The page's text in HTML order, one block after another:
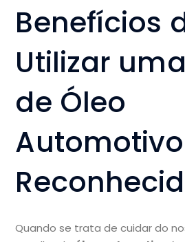
Benefícios
Utilizar
de Óleo
Automotivo
Quando se trata de cuidar do